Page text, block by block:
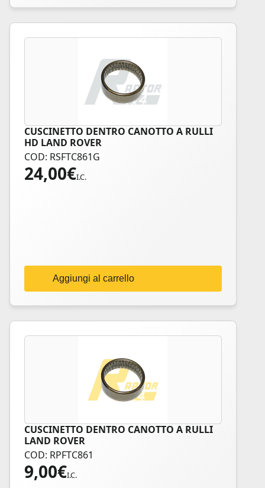
CUSCINETTO DENTRO CANOTTO A RULLI
HD LAND ROVER
COD: RSFTC861G
24,00€I.C.
Aggiungi al carrello
CUSCINETTO DENTRO CANOTTO A RULLI
LAND ROVER
COD: RPFTC861
9,00€I.C.